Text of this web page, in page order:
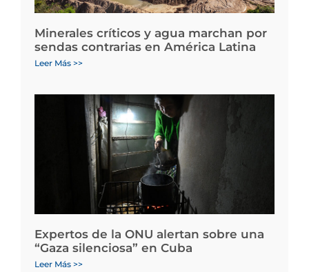
Minerales críticos y agua marchan por
sendas contrarias en América Latina
Leer Más >>
Expertos de la ONU alertan sobre una
“Gaza silenciosa” en Cuba
Leer Más >>